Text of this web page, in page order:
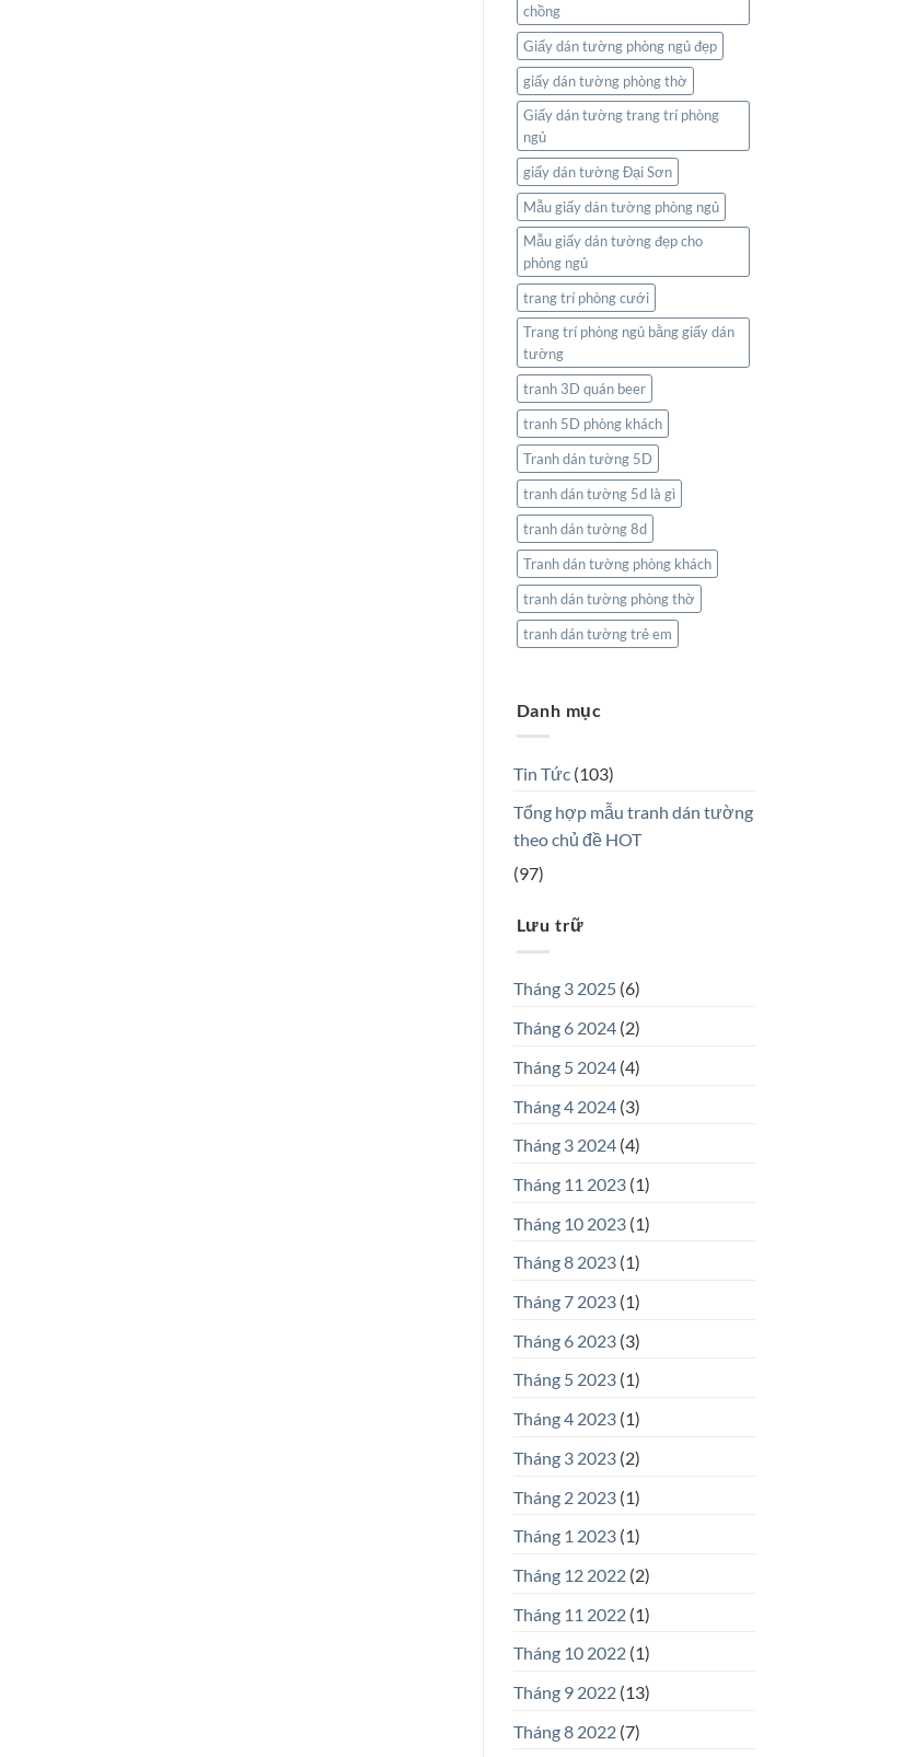
chồng
Giấy dán tường phòng ngủ đẹp
giấy dán tường phòng thờ
Giấy dán tường trang trí phòng
ngủ
giấy dán tường Đại Sơn
Mẫu giấy dán tường phòng ngủ
Mẫu giấy dán tường đẹp cho
phòng ngủ
trang trí phòng cưới
Trang trí phòng ngủ bằng giấy dán
tường
tranh 3D quán beer
tranh 5D phòng khách
Tranh dán tường 5D
tranh dán tường 5d là gì
tranh dán tường 8d
Tranh dán tường phòng khách
tranh dán tường phòng thờ
tranh dán tường trẻ em
Danh mục
Tin Tức (103)
Tổng hợp mẫu tranh dán tường
theo chủ đề HOT
(97)
Lưu trữ
Tháng 3 2025 (6)
Tháng 6 2024 (2)
Tháng 5 2024 (4)
Tháng 4 2024 (3)
Tháng 3 2024 (4)
Tháng 11 2023 (1)
Tháng 10 2023 (1)
Tháng 8 2023 (1)
Tháng 7 2023 (1)
Tháng 6 2023 (3)
Tháng 5 2023 (1)
Tháng 4 2023 (1)
Tháng 3 2023 (2)
Tháng 2 2023 (1)
Tháng 1 2023 (1)
Tháng 12 2022 (2)
Tháng 11 2022 (1)
Tháng 10 2022 (1)
Tháng 9 2022 (13)
Tháng 8 2022 (7)